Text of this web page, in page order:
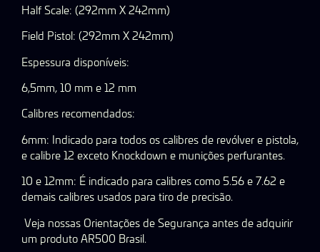
Half Scale: (292mm X 242mm)
Field Pistol: (292mm X 242mm)
Espessura disponíveis:
6,5mm, 10 mm e 12 mm
Calibres recomendados:
6mm: Indicado para todos os calibres de revólver e pistola,
e calibre 12 exceto Knockdown e munições perfurantes.
10 e 12mm: É indicado para calibres como 5.56 e 7.62 e
demais calibres usados para tiro de precisão.
Veja nossas Orientações de Segurança antes de adquirir
um produto AR500 Brasil.